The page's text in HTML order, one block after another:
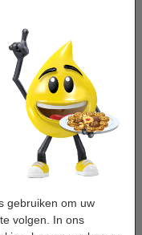
gebruiken om uw
volgen. In ons
stuks)
3 werkdagen